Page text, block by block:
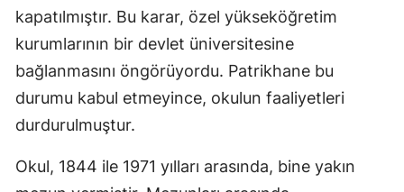
Kütahya
kapatılmıştır. Bu karar, özel yükseköğretim
kurumlarının bir devlet üniversitesine
bağlanmasını öngörüyordu. Patrikhane bu
durumu kabul etmeyince, okulun faaliyetleri
durdurulmuştur.
Okul, 1844 ile 1971 yılları arasında, bine yakın